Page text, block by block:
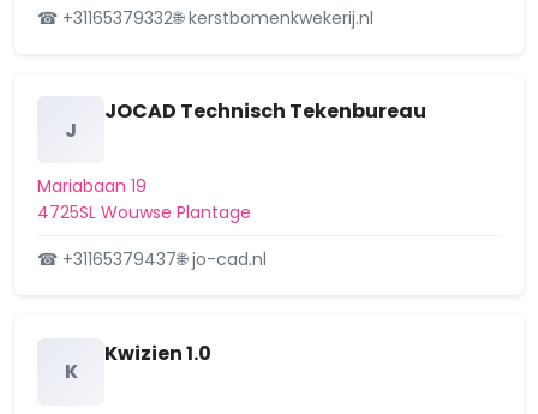
☎ +31165379332🌐 kerstbomenkwekerij.nl
J
JOCAD Technisch Tekenbureau
Mariabaan 19
4725SL Wouwse Plantage
☎ +31165379437🌐 jo-cad.nl
K
Kwizien 1.0